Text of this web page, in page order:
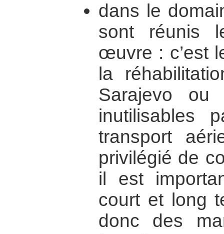
dans le
sont réunis
œuvre : c’est
la
Sarajevo ou
inutilisables
transport
privilégié de
il est
court et long
donc des